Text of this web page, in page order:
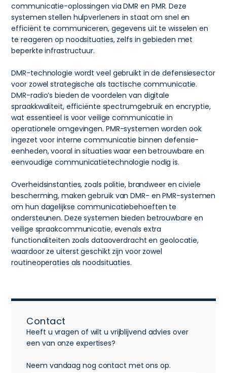
communicatie-oplossingen via DMR en PMR. Deze
systemen stellen hulpverleners in staat om snel en
efficiënt te communiceren, gegevens uit te wisselen en
te reageren op noodsituaties, zelfs in gebieden met
beperkte infrastructuur.
DMR-technologie wordt veel gebruikt in de defensiesector
voor zowel strategische als tactische communicatie.
DMR-radio’s bieden de voordelen van digitale
spraakkwaliteit, efficiënte spectrumgebruik en encryptie,
wat essentieel is voor veilige communicatie in
operationele omgevingen. PMR-systemen worden ook
ingezet voor interne communicatie binnen defensie-
eenheden, vooral in situaties waar een betrouwbare en
eenvoudige communicatietechnologie nodig is.
Overheidsinstanties, zoals politie, brandweer en civiele
bescherming, maken gebruik van DMR- en PMR-systemen
om hun dagelijkse communicatiebehoeften te
ondersteunen. Deze systemen bieden betrouwbare en
veilige spraakcommunicatie, evenals extra
functionaliteiten zoals dataoverdracht en geolocatie,
waardoor ze uiterst geschikt zijn voor zowel
routineoperaties als noodsituaties.
Contact
Heeft u vragen of wilt u vrijblijvend advies over
een van onze expertises?
Neem vandaag nog contact met ons op.